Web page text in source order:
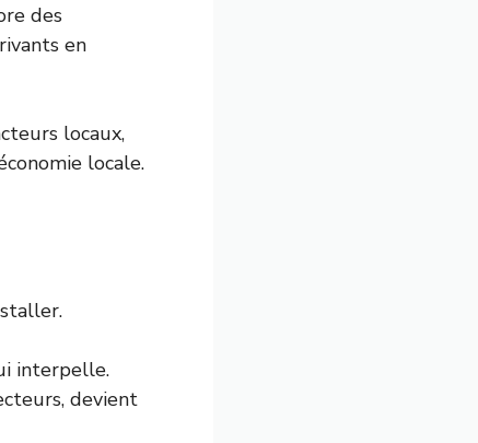
des
en
locaux,
locale.
interpelle.
devient